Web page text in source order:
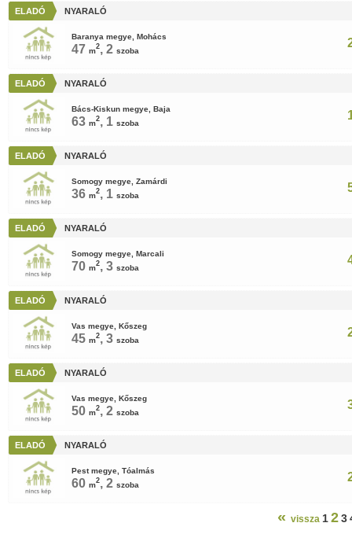
ELADÓ NYARALÓ
Baranya megye, Mohács
47 m2, 2 szoba
ELADÓ NYARALÓ
Bács-Kiskun megye, Baja
63 m2, 1 szoba
ELADÓ NYARALÓ
Somogy megye, Zamárdi
36 m2, 1 szoba
ELADÓ NYARALÓ
Somogy megye, Marcali
70 m2, 3 szoba
ELADÓ NYARALÓ
Vas megye, Kőszeg
45 m2, 3 szoba
ELADÓ NYARALÓ
Vas megye, Kőszeg
50 m2, 2 szoba
ELADÓ NYARALÓ
Pest megye, Tóalmás
60 m2, 2 szoba
« vissza 123